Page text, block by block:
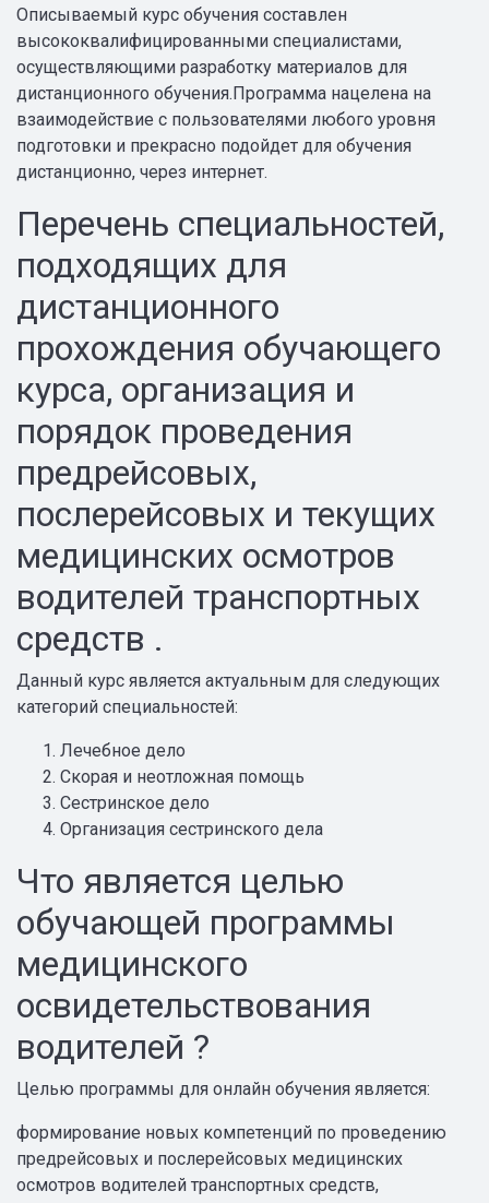
Описываемый курс обучения составлен
высококвалифицированными специалистами,
осуществляющими разработку материалов для
дистанционного обучения.Программа нацелена на
взаимодействие с пользователями любого уровня
подготовки и прекрасно подойдет для обучения
дистанционно, через интернет.
Перечень специальностей,
подходящих для
дистанционного
прохождения обучающего
курса, организация и
порядок проведения
предрейсовых,
послерейсовых и текущих
медицинских осмотров
водителей транспортных
средств .
Данный курс является актуальным для следующих
категорий специальностей:
Лечебное дело
Скорая и неотложная помощь
Сестринское дело
Организация сестринского дела
Что является целью
обучающей программы
медицинского
освидетельствования
водителей ?
Целью программы для онлайн обучения является:
формирование новых компетенций по проведению
предрейсовых и послерейсовых медицинских
осмотров водителей транспортных средств,